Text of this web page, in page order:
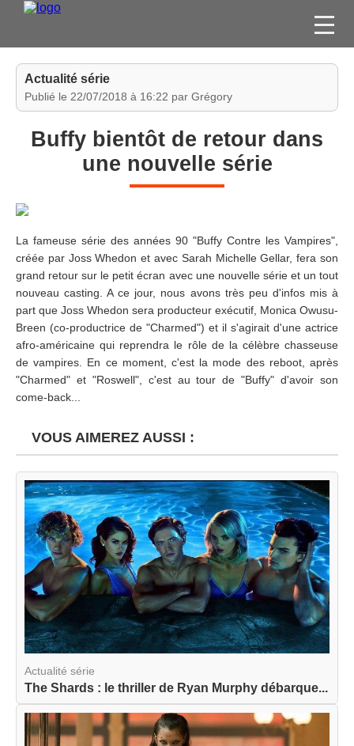
FILMS
JEUX VIDÉO
CONCOURS
ESPACE
MEMBRE
Actualité série
Publié le 22/07/2018 à 16:22 par Grégory
Buffy bientôt de retour dans
une nouvelle série
La fameuse série des années 90 "Buffy Contre les Vampires",
créée par Joss Whedon et avec Sarah Michelle Gellar, fera son
grand retour sur le petit écran avec une nouvelle série et un tout
nouveau casting. A ce jour, nous avons très peu d'infos mis à
part que Joss Whedon sera producteur exécutif, Monica Owusu-
Breen (co-productrice de "Charmed") et il s'agirait d'une actrice
afro-américaine qui reprendra le rôle de la célèbre chasseuse
de vampires. En ce moment, c'est la mode des reboot, après
"Charmed" et "Roswell", c'est au tour de "Buffy" d'avoir son
come-back...
VOUS AIMEREZ AUSSI :
Actualité série
The Shards : le thriller de Ryan Murphy débarque...